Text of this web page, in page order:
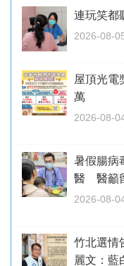
連玩笑都
2026-08-
屋頂光
萬
2026-08-
暑假腸病
醫 醫籲
2026-08-
竹北選情
麗文：藍